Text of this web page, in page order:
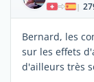
|
Bernard, les
sur les effets
d'ailleurs très